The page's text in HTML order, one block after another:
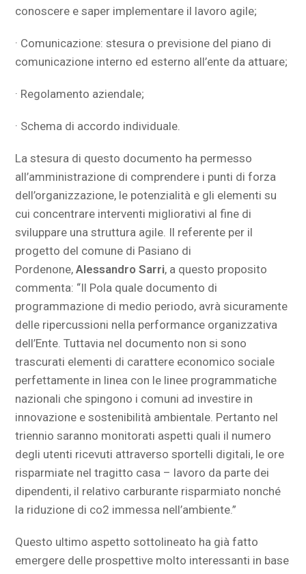
conoscere e saper implementare il lavoro agile;
· Comunicazione: stesura o previsione del piano di
comunicazione interno ed esterno all’ente da attuare;
· Regolamento aziendale;
· Schema di accordo individuale.
La stesura di questo documento ha permesso
all’amministrazione di comprendere i punti di forza
dell’organizzazione, le potenzialità e gli elementi su
cui concentrare interventi migliorativi al fine di
sviluppare una struttura agile. Il referente per il
progetto del comune di Pasiano di
Pordenone,Alessandro Sarri, a questo proposito
commenta: “Il Pola quale documento di
programmazione di medio periodo, avrà sicuramente
delle ripercussioni nella performance organizzativa
dell’Ente. Tuttavia nel documento non si sono
trascurati elementi di carattere economico sociale
perfettamente in linea con le linee programmatiche
nazionali che spingono i comuni ad investire in
innovazione e sostenibilità ambientale. Pertanto nel
triennio saranno monitorati aspetti quali il numero
degli utenti ricevuti attraverso sportelli digitali, le ore
risparmiate nel tragitto casa – lavoro da parte dei
dipendenti, il relativo carburante risparmiato nonché
la riduzione di co2 immessa nell’ambiente.”
Questo ultimo aspetto sottolineato ha già fatto
emergere delle prospettive molto interessanti in base